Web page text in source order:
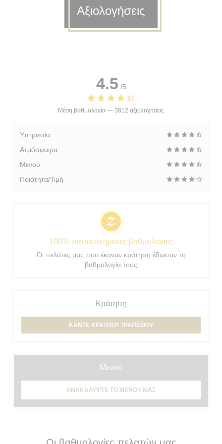
Αξιολογήσεις
4.5 /5
Μέση βαθμολογία — 3812 αξιολογήσεις
Υπηρεσία
Ατμόσφαιρα
Μενού
Ποιότητα/Τιμή
100% πιστοποιημένες βαθμολογίες
Οι πελάτες μας που έκαναν κράτηση έδωσαν τη
βαθμολογία τους
Κράτηση
ΚΆΝΤΕ ΚΡΆΤΗΣΗ ΤΡΑΠΕΖΙΟΎ
Μενού
ΑΝΑΚΑΛΎΨΤΕ ΤΟ ΜΕΝΟΎ ΜΑΣ